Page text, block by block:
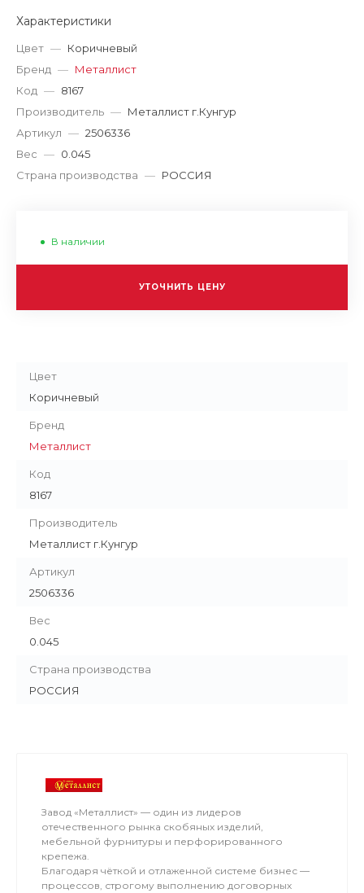
Характеристики
Цвет — Коричневый
Бренд — Металлист
Код — 8167
Производитель — Металлист г.Кунгур
Артикул — 2506336
Вес — 0.045
Страна производства — РОССИЯ
В наличии
УТОЧНИТЬ ЦЕНУ
Цвет
Коричневый
Бренд
Металлист
Код
8167
Производитель
Металлист г.Кунгур
Артикул
2506336
Вес
0.045
Страна производства
РОССИЯ
Завод «Металлист» — один из лидеров
отечественного рынка скобяных изделий,
мебельной фурнитуры и перфорированного
крепежа.
Благодаря чёткой и отлаженной системе бизнес —
процессов, строгому выполнению договорных